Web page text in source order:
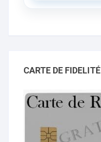
CARTE DE FIDELITÉ